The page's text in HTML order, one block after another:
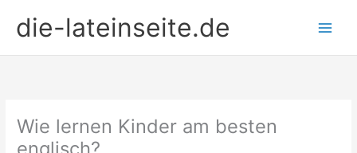
Inhaltdie-lateinseite.de
Wie lernen Kinder am besten